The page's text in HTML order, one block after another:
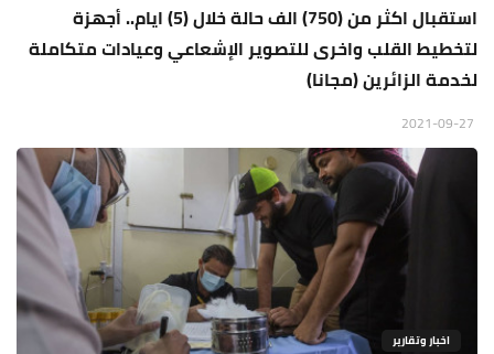
استقبال اكثر من (750) الف حالة خلال (5) ايام.. أجهزة
لتخطيط القلب واخرى للتصوير الإشعاعي وعيادات متكاملة
لخدمة الزائرين (مجانا)
اخبار وتقارير